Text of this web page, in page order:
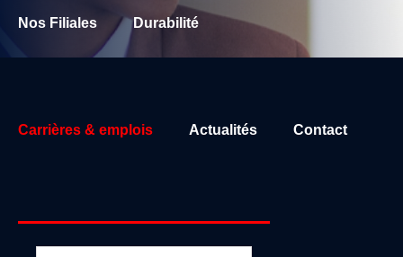
Nos Filiales Durabilité
Carrières & emplois Actualités Contact
Prénom
CV*